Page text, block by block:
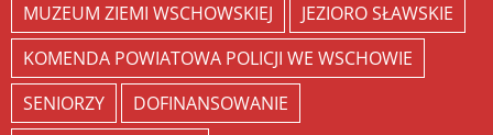
MUZEUM ZIEMI WSCHOWSKIEJ
JEZIORO SŁAWSKIE
KOMENDA POWIATOWA POLICJI WE WSCHOWIE
SENIORZY
DOFINANSOWANIE